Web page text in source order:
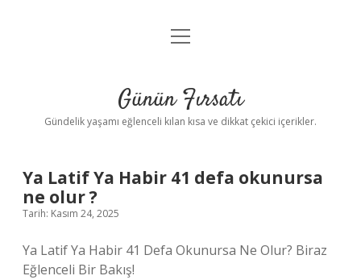
Anasayfa
Yasal Uyarı
menüyü
Günün Fırsatı
Gündelik yaşamı eğlenceli kılan kısa ve dikkat çekici içerikler.
Ya Latif Ya Habir 41 defa okunursa
ne olur ?
Tarih: Kasım 24, 2025
Ya Latif Ya Habir 41 Defa Okunursa Ne Olur? Biraz
Eğlenceli Bir Bakış!